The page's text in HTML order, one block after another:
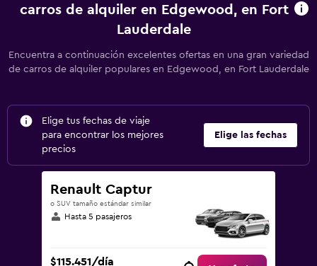
carros de alquiler en Edgewood, en Fort
Lauderdale
Encuentra a continuación excelentes ofertas en una gran variedad
de carros de alquiler populares en Edgewood, en Fort Lauderdale
Elige tus fechas de viaje
para encontrar los mejores
precios
Elige las fechas
Renault Captur
o SUV tamaño estándar similar
Hasta 5 pasajeros
$115.451/día